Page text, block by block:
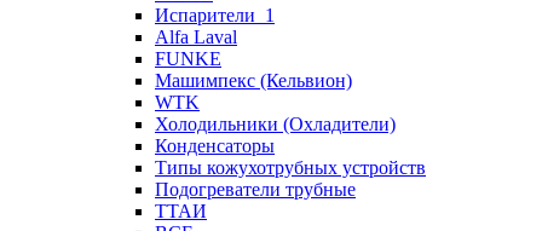
Испарители_1
Alfa Laval
FUNKE
Машимпекс (Кельвион)
WTK
Холодильники (Охладители)
Конденсаторы
Типы кожухотрубных устройств
Подогреватели трубные
ТТАИ